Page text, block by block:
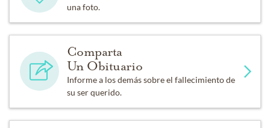
una foto.
Comparta
Un Obituario
Informe a los demás sobre el fallecimiento de
su ser querido.